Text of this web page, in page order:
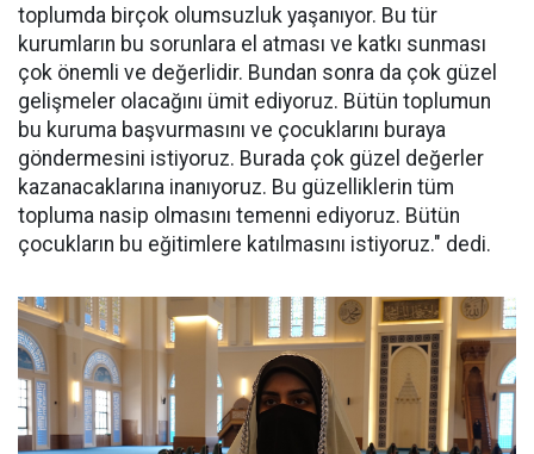
toplumda birçok olumsuzluk yaşanıyor. Bu tür
kurumların bu sorunlara el atması ve katkı sunması
çok önemli ve değerlidir. Bundan sonra da çok güzel
gelişmeler olacağını ümit ediyoruz. Bütün toplumun
bu kuruma başvurmasını ve çocuklarını buraya
göndermesini istiyoruz. Burada çok güzel değerler
kazanacaklarına inanıyoruz. Bu güzelliklerin tüm
topluma nasip olmasını temenni ediyoruz. Bütün
çocukların bu eğitimlere katılmasını istiyoruz." dedi.